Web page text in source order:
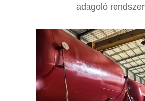
adagoló rendszer